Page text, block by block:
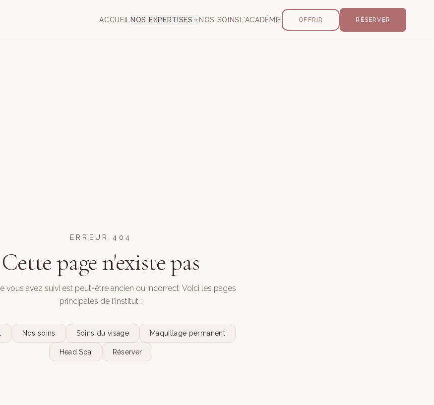
ACCUEIL NOS EXPERTISES NOS SOINS L'ACADÉMIE OFFRIR RÉSERVER
ERREUR 404
Cette page n'existe pas
vous avez suivi est peut-être ancien ou incorrect. Voici les pages
principales de l'institut :
Nos soins Soins du visage Maquillage permanent
Head Spa Réserver